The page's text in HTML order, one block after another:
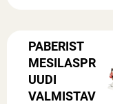
PABERIST
MESILASPR
UUDI
VALMISTAV